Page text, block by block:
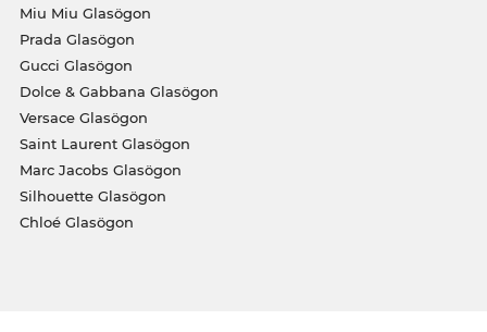
Miu Miu Glasögon
Prada Glasögon
Gucci Glasögon
Dolce & Gabbana Glasögon
Versace Glasögon
Saint Laurent Glasögon
Marc Jacobs Glasögon
Silhouette Glasögon
Chloé Glasögon